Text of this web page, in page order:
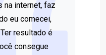
na internet, faz
eu comecei,
resultado é
consegue